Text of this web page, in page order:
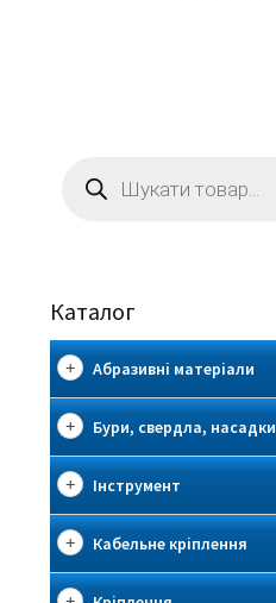
товарів
Каталог
Абразивні матеріали
Бури, свердла, насадки
Інструмент
Кабельне кріплення